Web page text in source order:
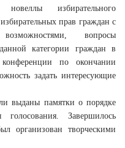
избирательного
прав граждан с
вопросы
категории граждан в
по окончании
задать интересующие
выданы памятки о порядке
Завершилось
организован творческими